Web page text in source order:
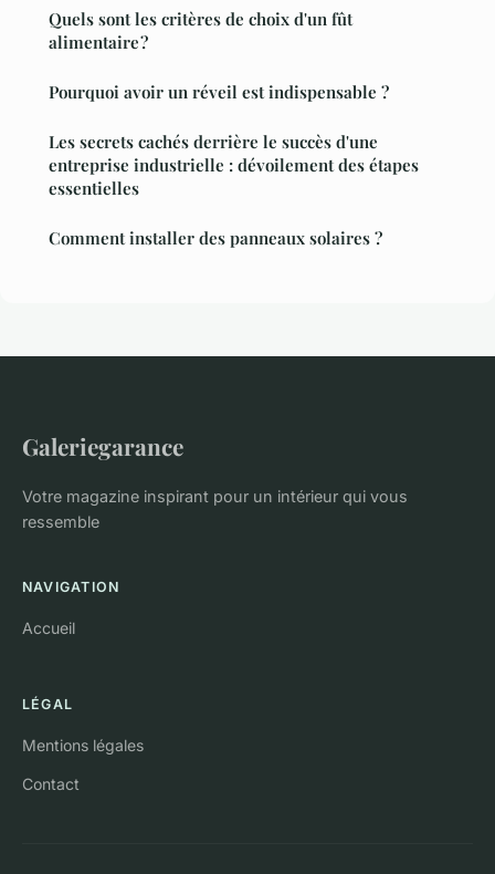
Quels sont les critères de choix d'un fût
alimentaire ?
Pourquoi avoir un réveil est indispensable ?
Les secrets cachés derrière le succès d'une
entreprise industrielle : dévoilement des étapes
essentielles
Comment installer des panneaux solaires ?
Galeriegarance
Votre magazine inspirant pour un intérieur qui vous
ressemble
NAVIGATION
Accueil
LÉGAL
Mentions légales
Contact